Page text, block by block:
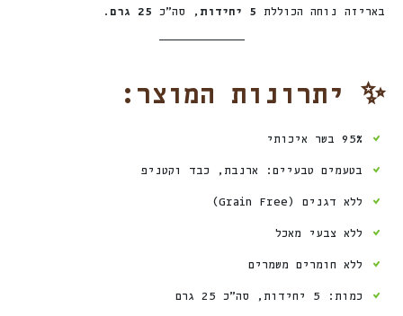
באריזה נוחה הכוללת 5 יחידות , סה”כ 25 גרם .
✨ יתרונות המוצר:
95% בשר איכותי
בטעמים טבעיים: ארנבת, כבד וקטניפ
ללא דגנים (Grain Free)
ללא צבעי מאכל
ללא חומרים משמרים
כמות: 5 יחידות, סה”כ 25 גרם